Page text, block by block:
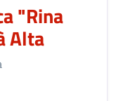
"Rina
Alta
"RINA SARA